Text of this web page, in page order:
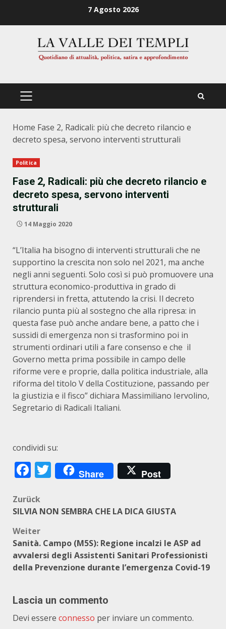
7 Agosto 2026
PRIMÄRES
Home Fase 2, Radicali: più che decreto rilancio e
decreto spesa, servono interventi strutturali
Politica
Fase 2, Radicali: più che decreto rilancio e
decreto spesa, servono interventi
strutturali
14 Maggio 2020
“L’Italia ha bisogno di interventi strutturali che ne
supportino la crescita non solo nel 2021, ma anche
negli anni seguenti. Solo così si può promuovere una
struttura economico-produttiva in grado di
riprendersi in fretta, attutendo la crisi. Il decreto
rilancio punta più al sostegno che alla ripresa: in
questa fase può anche andare bene, a patto che i
sussidi di emergenza non si trasformino poi in
strumenti ordinari utili a fare consenso e che il
Governo metta prima possibile in campo delle
riforme vere e proprie, dalla politica industriale, alla
riforma del titolo V della Costituzione, passando per
la giustizia e il fisco” dichiara Massimiliano Iervolino,
Segretario di Radicali Italiani.
condividi su:
Facebook
Twitter
Share Post
Beitragsnavigation
Zurück
SILVIA NON SEMBRA CHE LA DICA GIUSTA
Weiter
Sanità. Campo (M5S): Regione incalzi le ASP ad
avvalersi degli Assistenti Sanitari Professionisti
della Prevenzione durante l’emergenza Covid-19
Lascia un commento
Devi essere connesso per inviare un commento.